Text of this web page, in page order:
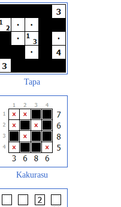
Tapa
Kakurasu